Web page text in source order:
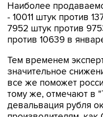
Наиболее
- 10011 штук против
7952 штук против
против 10639 в
Тем временем
значительное
все же поможет
тому же, отмечают в
девальвация рубля